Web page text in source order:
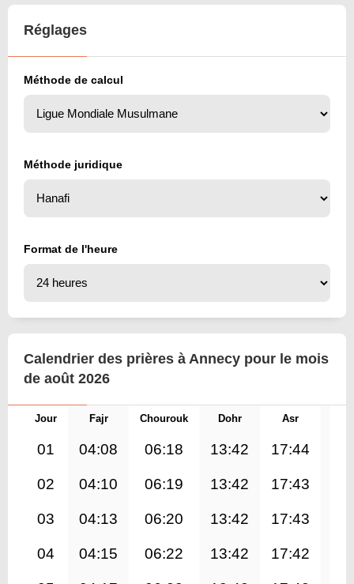
Réglages
Méthode de calcul
Méthode juridique
Format de l'heure
Calendrier des prières à Annecy pour le mois
de août 2026
Jour Fajr Chourouk Dohr Asr
01 04:08 06:18 13:42 17:44
02 04:10 06:19 13:42 17:43
03 04:13 06:20 13:42 17:43
04 04:15 06:22 13:42 17:42